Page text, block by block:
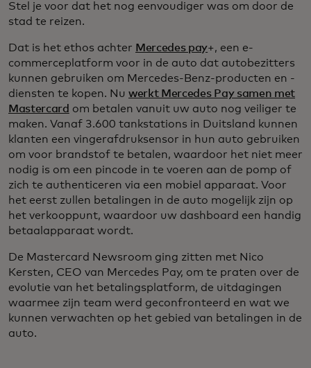
Stel je voor dat het nog eenvoudiger was om door de
stad te reizen.
Dat is het ethos achter Mercedes pay+, een e-
commerceplatform voor in de auto dat autobezitters
kunnen gebruiken om Mercedes-Benz-producten en -
diensten te kopen. Nu werkt Mercedes Pay samen met
Mastercard om betalen vanuit uw auto nog veiliger te
maken. Vanaf 3.600 tankstations in Duitsland kunnen
klanten een vingerafdruksensor in hun auto gebruiken
om voor brandstof te betalen, waardoor het niet meer
nodig is om een pincode in te voeren aan de pomp of
zich te authenticeren via een mobiel apparaat. Voor
het eerst zullen betalingen in de auto mogelijk zijn op
het verkooppunt, waardoor uw dashboard een handig
betaalapparaat wordt.
De Mastercard Newsroom ging zitten met Nico
Kersten, CEO van Mercedes Pay, om te praten over de
evolutie van het betalingsplatform, de uitdagingen
waarmee zijn team werd geconfronteerd en wat we
kunnen verwachten op het gebied van betalingen in de
auto.